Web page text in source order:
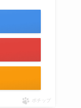
ポチップ